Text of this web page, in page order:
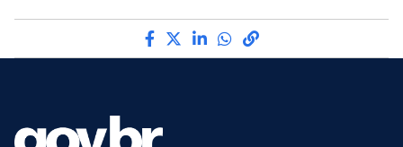
Compartilhe por Facebook
Compartilhe por Twitter
Compartilhe por
Compartilhe por
link para Copiar